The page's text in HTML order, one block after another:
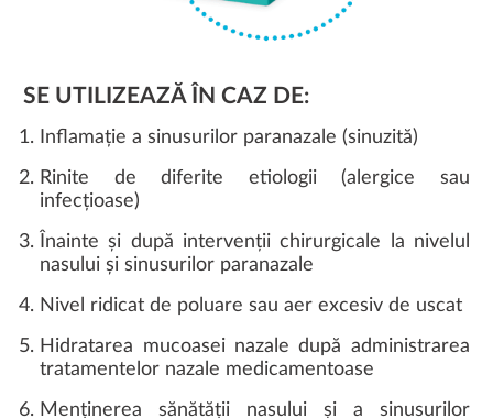
SE UTILIZEAZĂ ÎN CAZ DE:
Inflamație a sinusurilor paranazale (sinuzită)
Rinite de diferite etiologii (alergice sau
infecțioase)
Înainte și după intervenții chirurgicale la nivelul
nasului și sinusurilor paranazale
Nivel ridicat de poluare sau aer excesiv de uscat
Hidratarea mucoasei nazale după administrarea
tratamentelor nazale medicamentoase
Menținerea sănătății nasului și a sinusurilor